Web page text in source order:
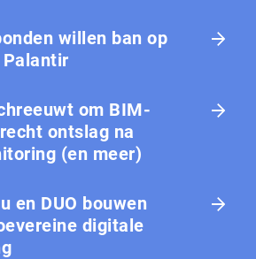
willen ban op
om BIM-
ontslag na
(en meer)
en DUO bouwen
digitale